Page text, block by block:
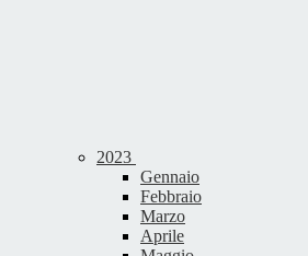
2023
Gennaio
Febbraio
Marzo
Aprile